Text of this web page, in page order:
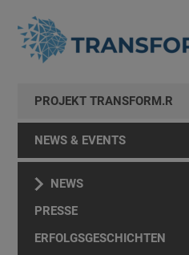
PROJEKT TRANSFORM.R
NEWS & EVENTS
NEWS
PRESSE
ERFOLGSGESCHICHTEN